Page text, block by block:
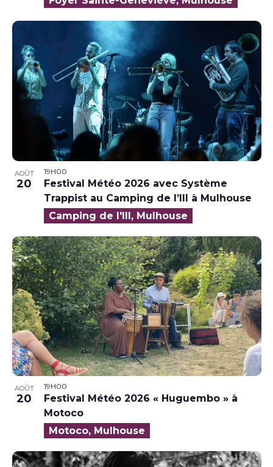
AOÛT
20
19H00
Festival Météo 2026 avec Système
Trappist au Camping de l’Ill à Mulhouse
Camping de l'Ill, Mulhouse
AOÛT
20
19H00
Festival Météo 2026 « Huguembo » à
Motoco
Motoco, Mulhouse